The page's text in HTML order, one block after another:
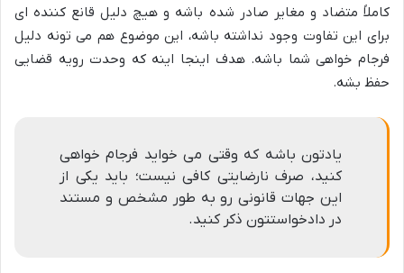
کاملاً متضاد و مغایر صادر شده باشه و هیچ دلیل قانع کننده ای
برای این تفاوت وجود نداشته باشه، این موضوع هم می تونه دلیل
فرجام خواهی شما باشه. هدف اینجا اینه که وحدت رویه قضایی
حفظ بشه.
یادتون باشه که وقتی می خواید فرجام خواهی
کنید، صرف نارضایتی کافی نیست؛ باید یکی از
این جهات قانونی رو به طور مشخص و مستند
در دادخواستتون ذکر کنید.